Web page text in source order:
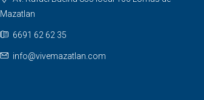
Mazatlan
6691 62 62 35
info@vivemazatlan.com